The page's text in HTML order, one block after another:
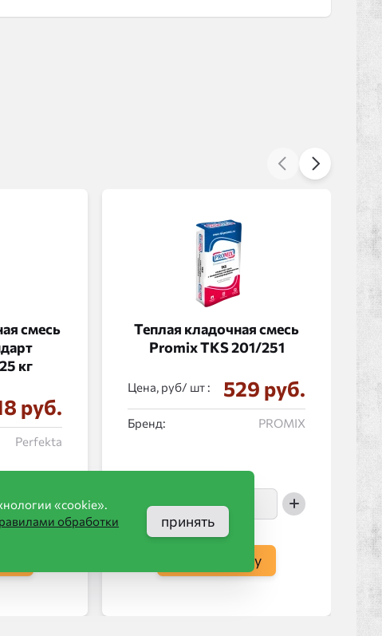
смесь
кг
руб.
Perfekta
Теплая кладочная смесь
Promix ТКS 201/251
Цена, руб/ : 529 руб.
Бренд: PROMIX
в корзину
«cookie».
обработки принять